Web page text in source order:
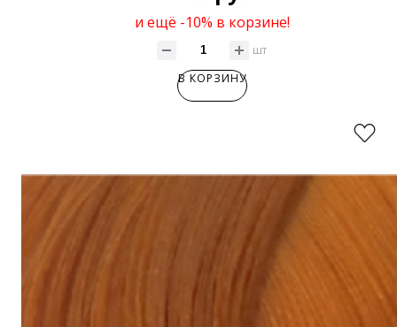
и ещё -10% в корзине!
шт
В КОРЗИНУ